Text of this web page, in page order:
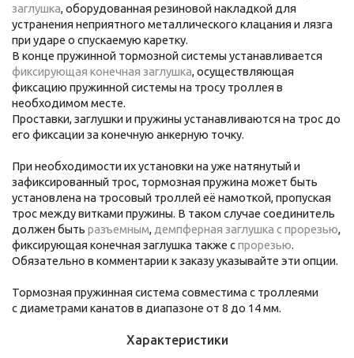
заглушка,оборудованная резиновой накладкой для
устранения неприятного металлического клацания и лязга
при ударе о спускаемую каретку.
В конце пружинной тормозной системы устанавливается
фиксирующая конечная заглушка, осуществляющая
фиксацию пружинной системы на тросу троллея в
необходимом месте.
Проставки, заглушки и пружины устанавливаются на трос до
его фиксации за конечную анкерную точку.
При необходимости их установки на уже натянутый и
зафиксированный трос, тормозная пружина может быть
установлена на тросовый троллей её намоткой, пропуская
трос между витками пружины. В таком случае соединитель
должен быть разъемным, демпферная заглушка с прорезью,
фиксирующая конечная заглушка также спрорезью.
Обязательно в комментарии к заказу указывайте эти опции.
Тормозная пружинная система совместима с троллеями
с диаметрами канатов в диапазоне от 8 до 14 мм.
Характеристики